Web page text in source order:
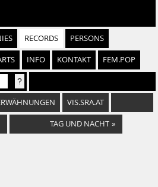
RECORDS PERSONS
INFO KONTAKT FEM.POP
VIS.SRA.AT
TAG UND NACHT »